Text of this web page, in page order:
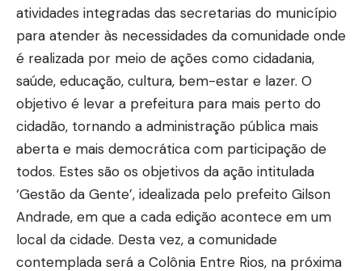
atividades integradas das secretarias do município
para atender às necessidades da comunidade onde
é realizada por meio de ações como cidadania,
saúde, educação, cultura, bem-estar e lazer. O
objetivo é levar a prefeitura para mais perto do
cidadão, tornando a administração pública mais
aberta e mais democrática com participação de
todos. Estes são os objetivos da ação intitulada
‘Gestão da Gente’, idealizada pelo prefeito Gilson
Andrade, em que a cada edição acontece em um
local da cidade. Desta vez, a comunidade
contemplada será a Colônia Entre Rios, na próxima